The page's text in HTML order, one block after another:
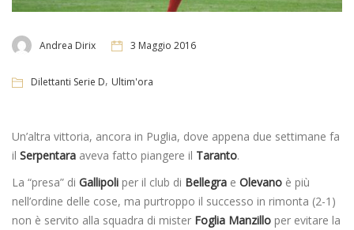
Andrea Dirix 3 Maggio 2016
Dilettanti Serie D, Ultim'ora
Un’altra vittoria, ancora in Puglia, dove appena due settimane fa
il Serpentara aveva fatto piangere il Taranto.
La “presa” di Gallipoli per il club di Bellegra e Olevano è più
nell’ordine delle cose, ma purtroppo il successo in rimonta (2-1)
non è servito alla squadra di mister Foglia Manzillo per evitare la